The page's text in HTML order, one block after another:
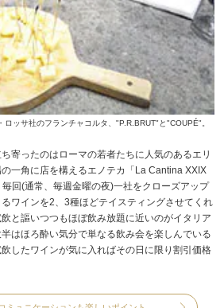
ロッサ社のフランチャコルタ、"P.R.BRUT"と"COUPÉ"。
寄ったのはローマの若者たちに人気のあるエリ
一角に店を構えるエノテカ「La Cantina XXIX
回(通常、毎週金曜の夜)一社をクローズアップ
ワインを2、3種ほどテイスティングさせてくれ
と謳いつつもほぼ飲み放題に近いのがイタリア
はほろ酔い気分で単なる飲み会を楽しんでいる
したワインが気に入ればその日に限り割引価格